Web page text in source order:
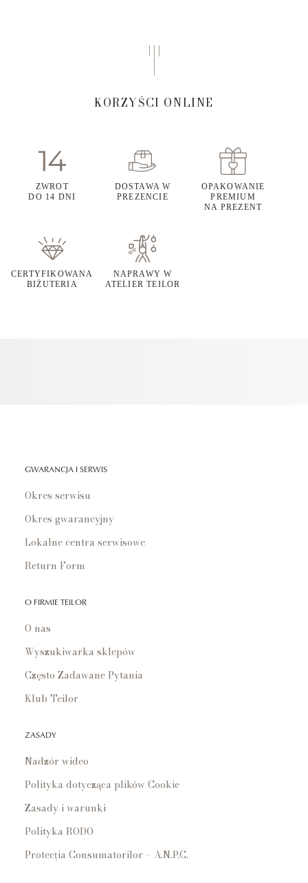
KORZYŚCI ONLINE
ZWROT
DO 14 DNI
DOSTAWA W
PREZENCIE
OPAKOWANIE
PREMIUM
NA PREZENT
CERTYFIKOWANA
BIŻUTERIA
NAPRAWY W
ATELIER TEILOR
GWARANCJA I SERWIS
Okres serwisu
Okres gwarancyjny
Lokalne centra serwisowe
Return Form
O FIRMIE TEILOR
O nas
Wyszukiwarka sklepów
Często Zadawane Pytania
Klub Teilor
ZASADY
Nadzór wideo
Polityka dotycząca plików Cookie
Zasady i warunki
Polityka RODO
Protecția Consumatorilor – A.N.P.C.